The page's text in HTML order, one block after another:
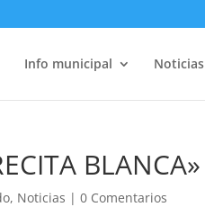
Info municipal Noticias
BLANCA»
, Noticias |0 Comentarios